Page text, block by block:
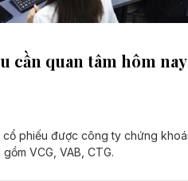
cần quan tâm hôm nay
phiếu được công ty chứng
VCG, VAB, CTG.